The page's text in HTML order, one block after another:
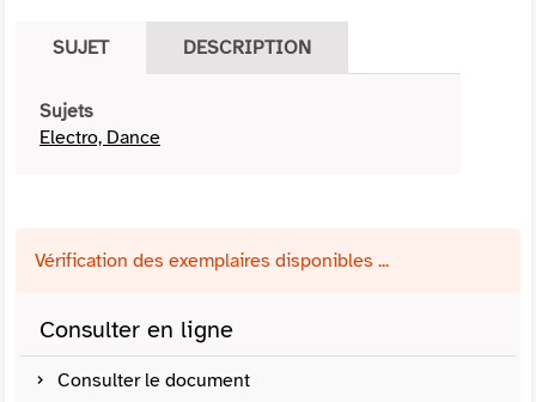
SUJET DESCRIPTION
Sujets
Electro, Dance
Vérification des exemplaires disponibles ...
Consulter en ligne
Consulter le document